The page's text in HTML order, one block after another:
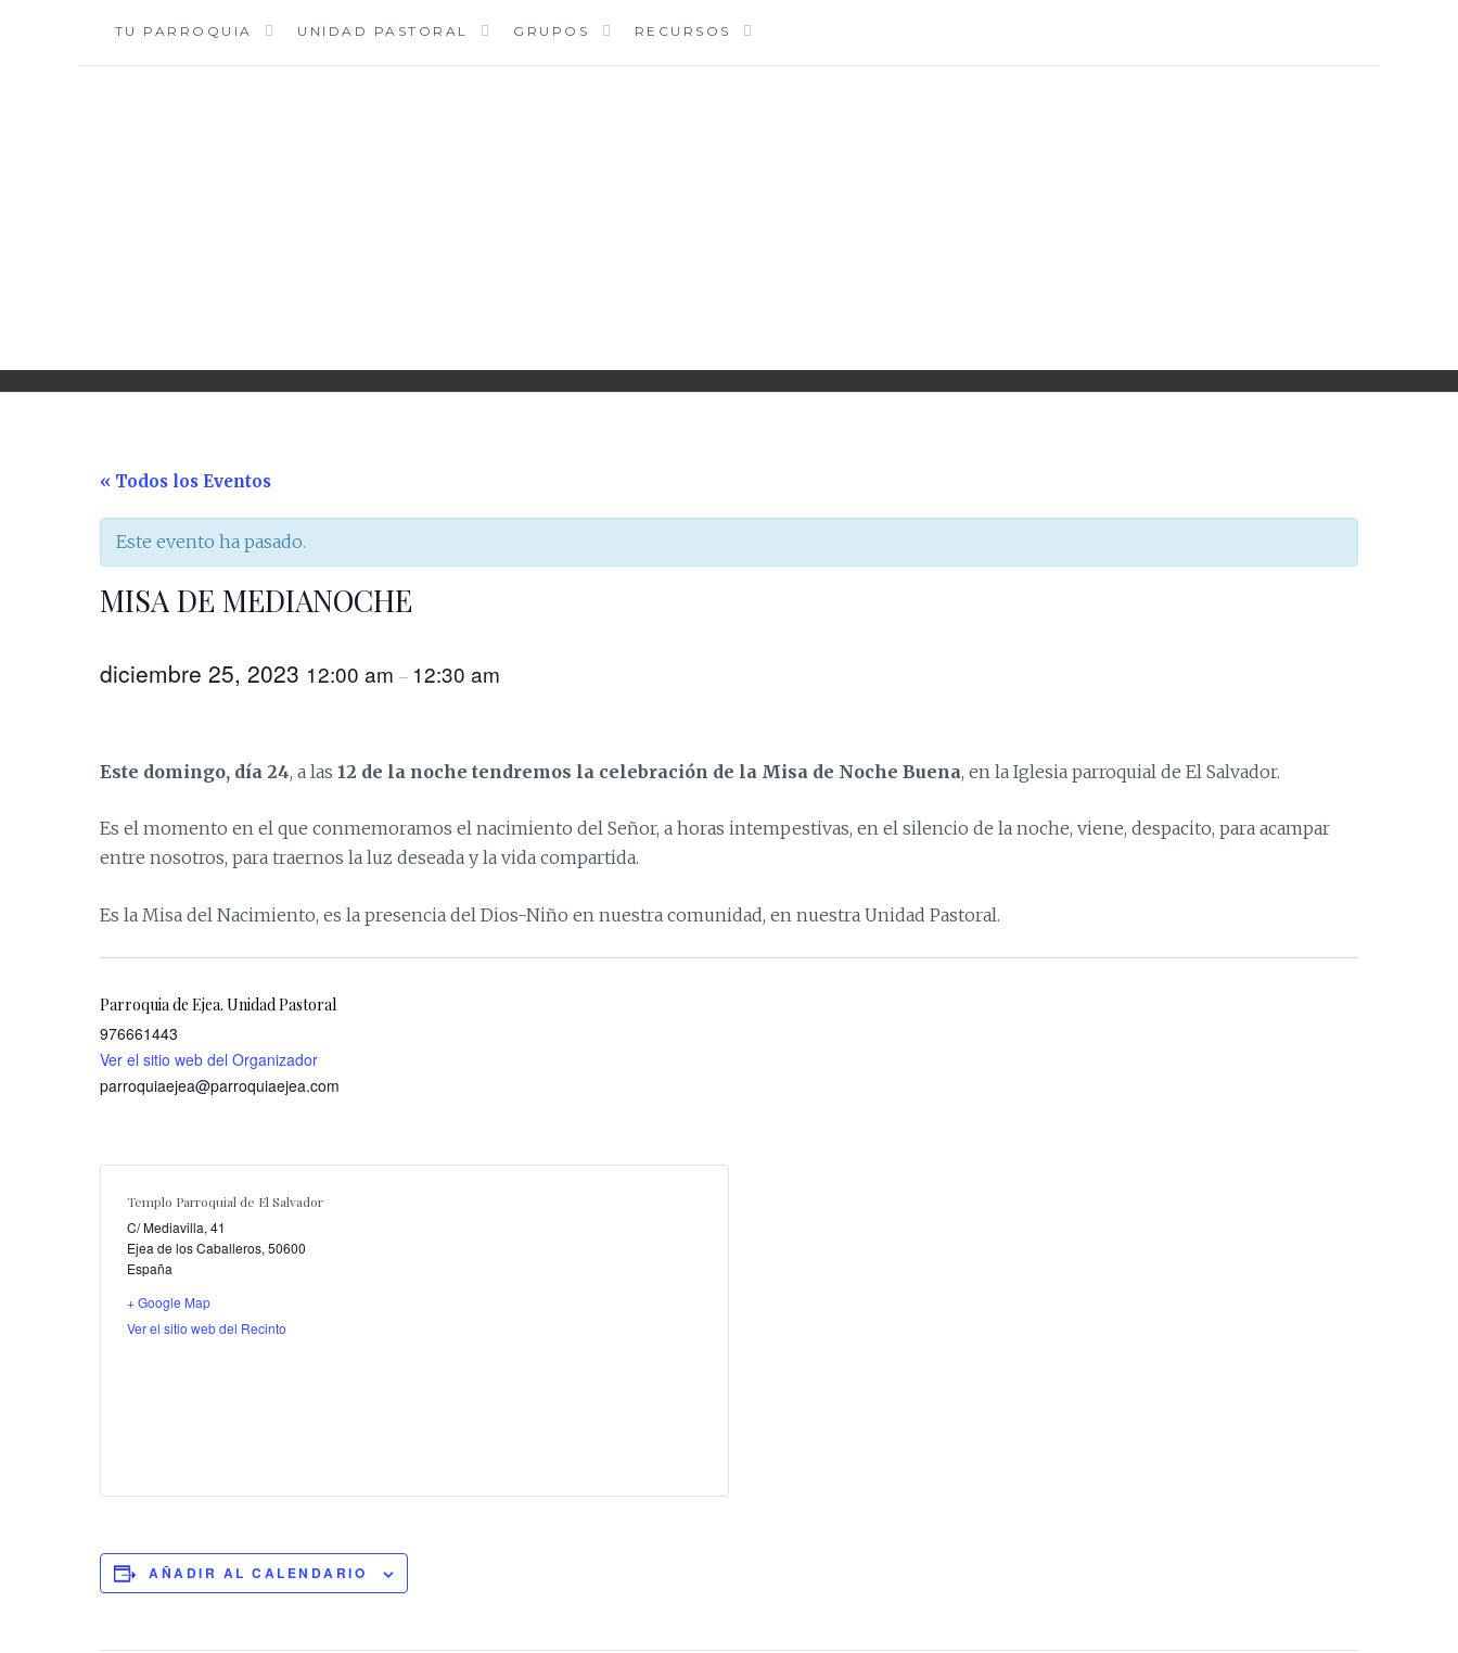
TU PARROQUIA UNIDAD PASTORAL GRUPOS RECURSOS
« Todos los Eventos
Este evento ha pasado.
MISA DE MEDIANOCHE
diciembre 25, 2023 12:00 am – 12:30 am
Este domingo, día 24, a las 12 de la noche tendremos la celebración de la Misa de Noche Buena, en la Iglesia parroquial de El Salvador.
Es el momento en el que conmemoramos el nacimiento del Señor, a horas intempestivas, en el silencio de la noche, viene, despacito, para acampar
entre nosotros, para traernos la luz deseada y la vida compartida.
Es la Misa del Nacimiento, es la presencia del Dios-Niño en nuestra comunidad, en nuestra Unidad Pastoral.
Parroquia de Ejea. Unidad Pastoral
976661443
Ver el sitio web del Organizador
parroquiaejea@parroquiaejea.com
Templo Parroquial de El Salvador
C/ Mediavilla, 41
Ejea de los Caballeros, 50600
España
+ Google Map
Ver el sitio web del Recinto
AÑADIR AL CALENDARIO